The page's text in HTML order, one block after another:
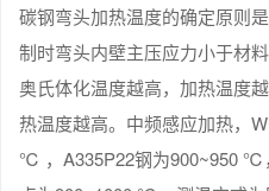
碳钢弯头加热温度的确定原则
制时弯头内壁主压应力小于材
奥氏体化温度越高，加热温度
热温度越高。中频感应加热，
℃ ，A335P22钢为900~950 ℃